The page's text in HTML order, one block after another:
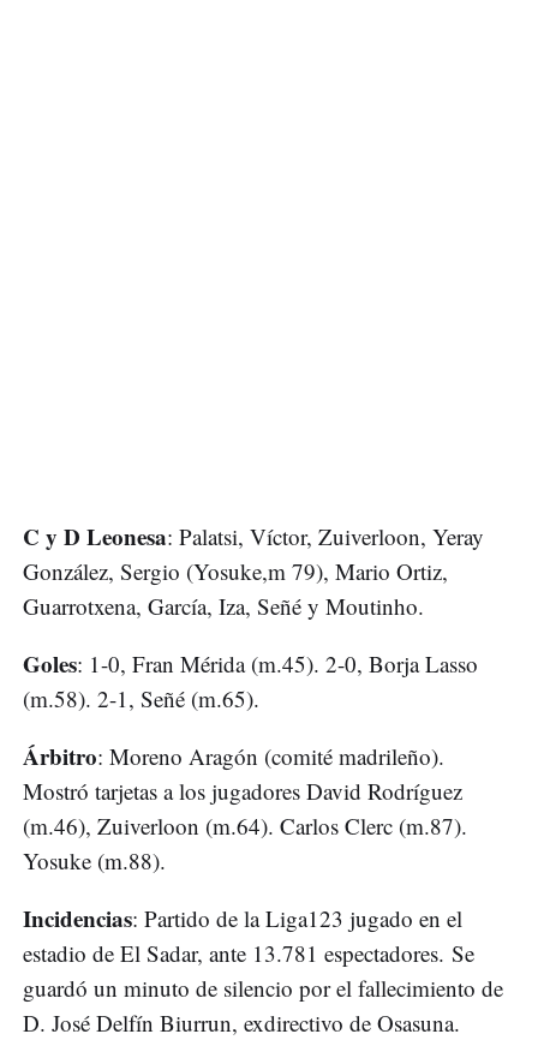
C y D Leonesa: Palatsi, Víctor, Zuiverloon, Yeray
González, Sergio (Yosuke,m 79), Mario Ortiz,
Guarrotxena, García, Iza, Señé y Moutinho.
Goles: 1-0, Fran Mérida (m.45). 2-0, Borja Lasso
(m.58). 2-1, Señé (m.65).
Árbitro: Moreno Aragón (comité madrileño).
Mostró tarjetas a los jugadores David Rodríguez
(m.46), Zuiverloon (m.64). Carlos Clerc (m.87).
Yosuke (m.88).
Incidencias: Partido de la Liga123 jugado en el
estadio de El Sadar, ante 13.781 espectadores. Se
guardó un minuto de silencio por el fallecimiento de
D. José Delfín Biurrun, exdirectivo de Osasuna.